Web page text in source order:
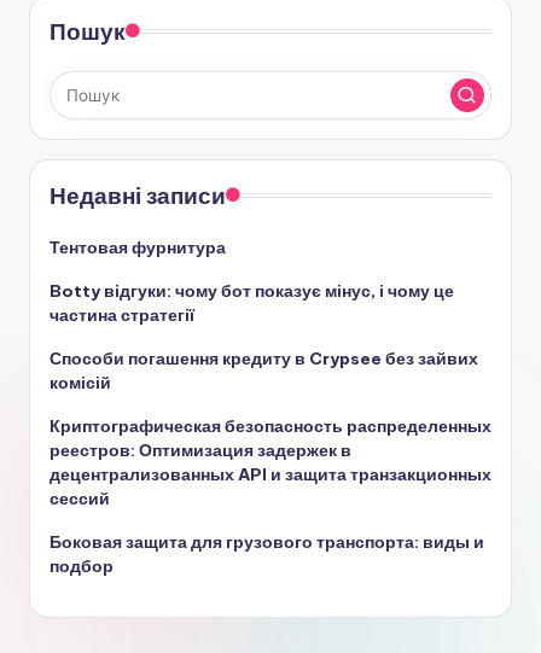
Пошук
Недавні записи
Тентовая фурнитура
Botty відгуки: чому бот показує мінус, і чому це
частина стратегії
Способи погашення кредиту в Crypsee без зайвих
комісій
Криптографическая безопасность распределенных
реестров: Оптимизация задержек в
децентрализованных API и защита транзакционных
сессий
Боковая защита для грузового транспорта: виды и
подбор